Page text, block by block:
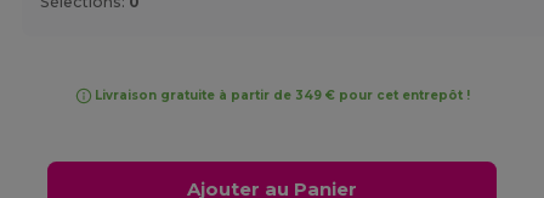
Livraison gratuite à partir de 349 € pour cet entrepôt !
Ajouter au Panier